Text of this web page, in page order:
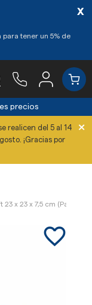
para tener un 5% de
x
precios
realicen del 5 al 14
¡Gracias por
×
x 23 x 7,5 cm (Pack 50
favorite_border